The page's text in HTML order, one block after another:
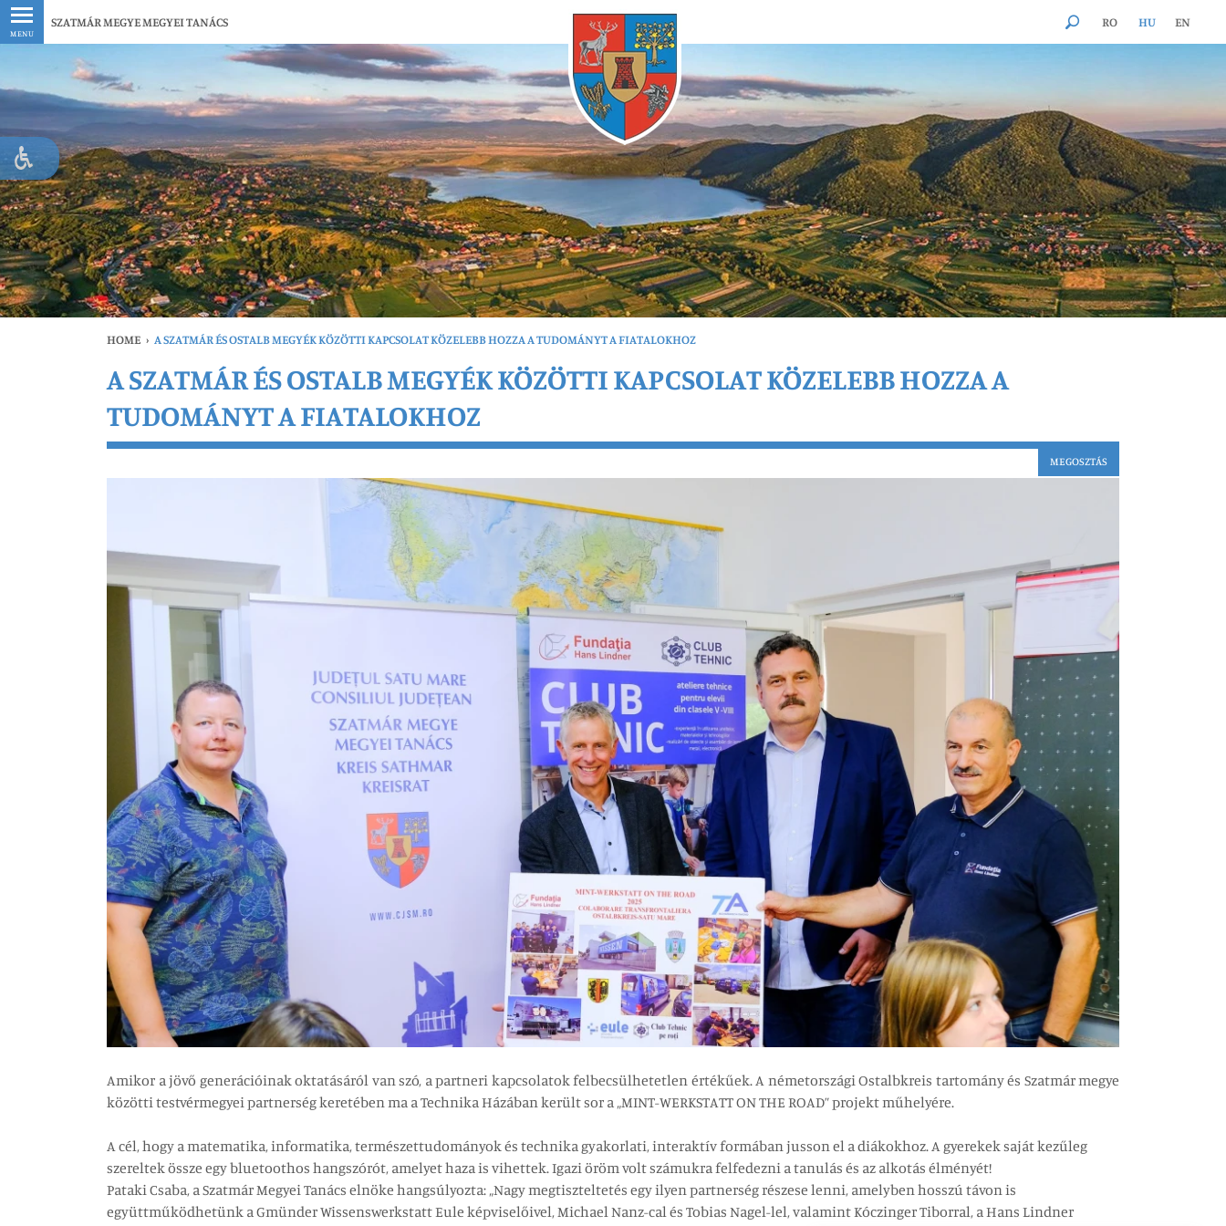
MENU
SZATMÁR MEGYE MEGYEI TANÁCS RO HU EN
HOME › A SZATMÁR ÉS OSTALB MEGYÉK KÖZÖTTI KAPCSOLAT KÖZELEBB HOZZA A TUDOMÁNYT A FIATALOKHOZ
A SZATMÁR ÉS OSTALB MEGYÉK KÖZÖTTI KAPCSOLAT KÖZELEBB HOZZA A
TUDOMÁNYT A FIATALOKHOZ
MEGOSZTÁS
Amikor a jövő generációinak oktatásáról van szó, a partneri kapcsolatok felbecsülhetetlen értékűek. A németországi Ostalbkreis tartomány és Szatmár megye
közötti testvérmegyei partnerség keretében ma a Technika Házában került sor a „MINT-WERKSTATT ON THE ROAD” projekt műhelyére.
A cél, hogy a matematika, informatika, természettudományok és technika gyakorlati, interaktív formában jusson el a diákokhoz. A gyerekek saját kezűleg
szereltek össze egy bluetoothos hangszórót, amelyet haza is vihettek. Igazi öröm volt számukra felfedezni a tanulás és az alkotás élményét!
Pataki Csaba, a Szatmár Megyei Tanács elnöke hangsúlyozta: „Nagy megtiszteltetés egy ilyen partnerség részese lenni, amelyben hosszú távon is
együttműködhetünk a Gmünder Wissenswerkstatt Eule képviselőivel, Michael Nanz-cal és Tobias Nagel-lel, valamint Kóczinger Tiborral, a Hans Lindner